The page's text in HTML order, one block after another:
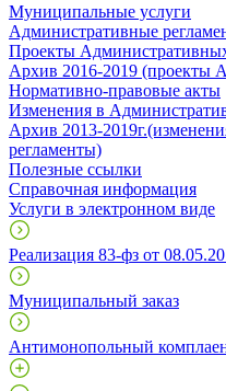
Муниципальные услуги
Административные
Проекты
Архив 2016-2019 (проекты
Нормативно-правовые акты
Изменения в
Архив 2013-
регламенты)
Полезные ссылки
Справочная информация
Услуги в электронном виде
Реализация 83-фз от
Муниципальный заказ
Антимонопольный